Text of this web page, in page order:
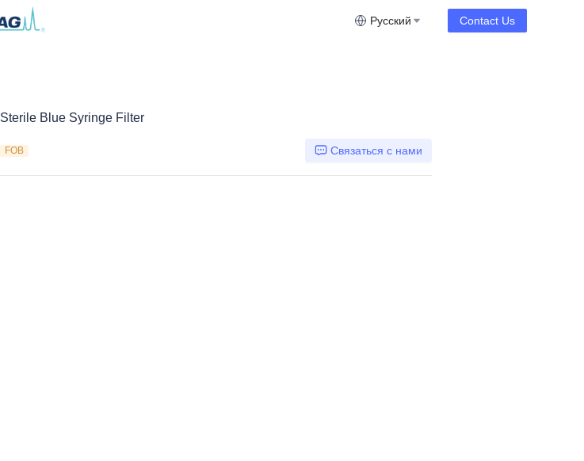
Русский Contact Us
Sterile Blue Syringe Filter
FOB Связаться с нами